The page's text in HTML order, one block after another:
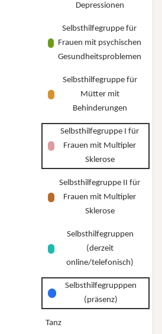
Depressionen
Selbsthilfegruppe für
Frauen mit psychischen
Gesundheitsproblemen
Selbsthilfegruppe für
Mütter mit
Behinderungen
Selbsthilfegruppe I für
Frauen mit Multipler
Sklerose
Selbsthilfegruppe II für
Frauen mit Multipler
Sklerose
Selbsthilfegruppen
(derzeit
online/telefonisch)
Selbsthilfegrupppen
(präsenz)
Tanz